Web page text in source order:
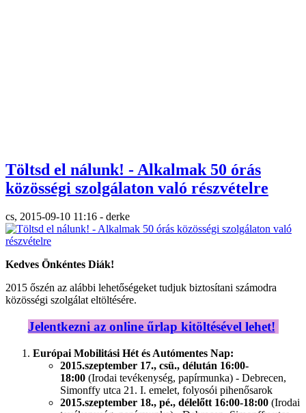
Töltsd el nálunk! - Alkalmak 50 órás
közösségi szolgálaton való részvételre
cs, 2015-09-10 11:16 - derke
Kedves Önkéntes Diák!
2015 őszén az alábbi lehetőségeket tudjuk biztosítani számodra
közösségi szolgálat eltöltésére.
Jelentkezni az online űrlap kitöltésével lehet!
Európai Mobilitási Hét és Autómentes Nap:
2015.szeptember 17., csü., délután 16:00-
18:00 (Irodai tevékenység, papírmunka) - Debrecen,
Simonffy utca 21. I. emelet, folyosói pihenősarok
2015.szeptember 18., pé., délelőtt 16:00-18:00 (Irodai